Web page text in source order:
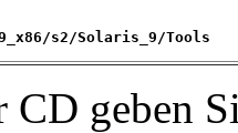
s2/Solaris_9/Tools
CD geben